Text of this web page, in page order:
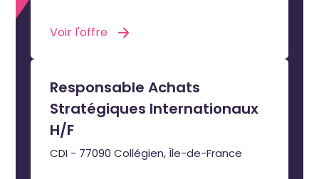
Voir l'offre
Responsable Achats
Stratégiques Internationaux
H/F
CDI - 77090 Collégien, Île-de-France